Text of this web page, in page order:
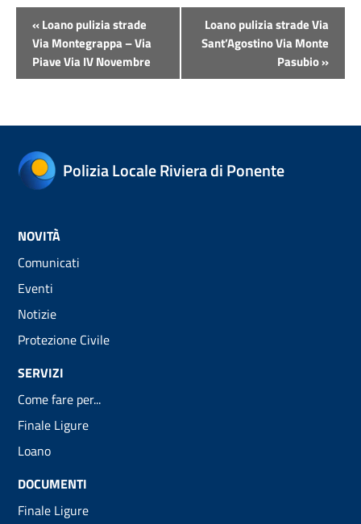
Evento
Navigazione
«Loano pulizia strade
Via Montegrappa – Via
Piave Via IV Novembre
Loano pulizia strade Via
Sant’Agostino Via Monte
Pasubio»
Polizia Locale Riviera di Ponente
NOVITÀ
Comunicati
Eventi
Notizie
Protezione Civile
SERVIZI
Come fare per...
Finale Ligure
Loano
DOCUMENTI
Finale Ligure